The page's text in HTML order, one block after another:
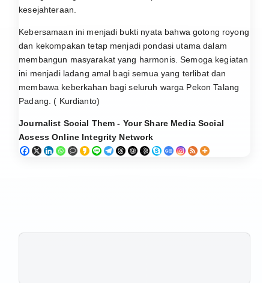
kesejahteraan.
Kebersamaan ini menjadi bukti nyata bahwa gotong royong
dan kekompakan tetap menjadi pondasi utama dalam
membangun masyarakat yang harmonis. Semoga kegiatan
ini menjadi ladang amal bagi semua yang terlibat dan
membawa keberkahan bagi seluruh warga Pekon Talang
Padang. ( Kurdianto)
Journalist Social Them - Your Share Media Social
Acsess Online Integrity Network